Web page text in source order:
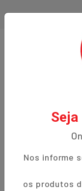
Nos informe
os produtos
experiência, é
Fundada no bairro
compromisso de
preços justos e um
autenticidade e a
Institucional